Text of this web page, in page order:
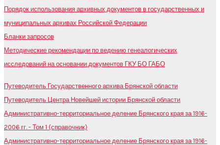
Порядок использования архивных документов в государственных и
муниципальных архивах Российской Федерации
Бланки запросов
Методические рекомендации по ведению генеалогических
исследований на основании документов ГКУ БО ГАБО
Путеводитель Государственного архива Брянской области
Путеводитель Центра Новейшей истории Брянской области
Административно-территориальное деление Брянского края за 1916-
2006 гг. - Том 1 (справочник)
Административно-территориальное деление Брянского края за 1916-